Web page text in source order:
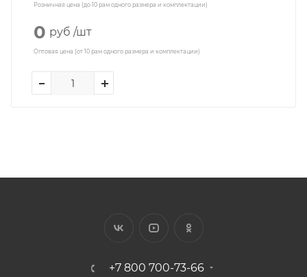
Розничная цена (до 10 рам одного размера и комплектации)
0 руб /шт
Оптовая цена (от 10 рам одного размера и комплектации)
+7 800 700-73-66